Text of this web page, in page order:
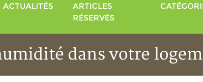
ACTUALITÉS
ARTICLES
RÉSERVÉS
dans votre